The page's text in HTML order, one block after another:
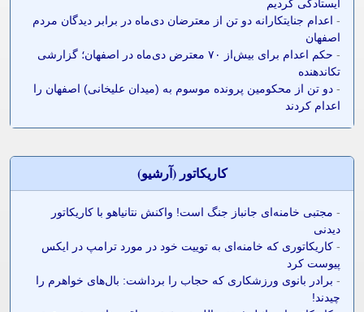
ایستادگی کردیم
- اعدام جنایتکارانه دو تن از معترضان دی‌ماه در برابر دیدگان مردم
اصفهان
-
حکم اعدام برای بیش‌از ۷۰ معترض دی‌ماه در اصفهان؛ گزارشی
تکاندهنده
- دو تن از محکومین پرونده موسوم به (میدان علیخانی) اصفهان را
اعدام کردند
کاريکاتور (آرشيو)
- مجتبی خامنه‌ای جانباز جنگ است! واکنش نتانیاهو با کاریکاتور
دیدنی
- کاریکاتوری که خامنه‌ای به توییت خود در مورد ترامپ در ایکس
پیوست کرد
- برادر بانوی ورزشکاری که حجاب را برداشت: بال‌های خواهرم را
چیدند!